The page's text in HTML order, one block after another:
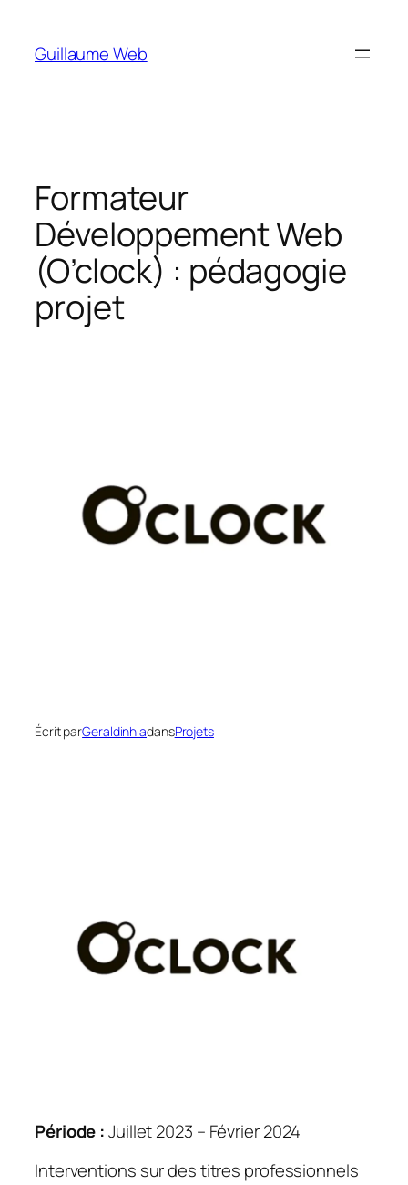
contenu
Guillaume Web
Formateur
Développement Web
(O’clock) : pédagogie
projet
Écrit parGeraldinhiadansProjets
Période :Juillet 2023 – Février 2024
Interventions sur des titres professionnels